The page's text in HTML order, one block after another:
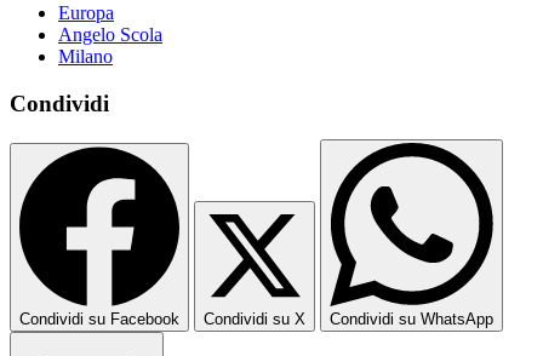
Europa
Angelo Scola
Milano
Condividi
Condividi su Facebook Condividi su X Condividi su WhatsApp